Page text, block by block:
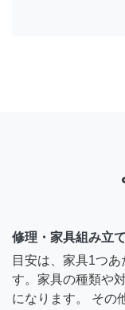
修理・家具組み立
目安は、家具1つ
す。家具の種類や
になります。 その